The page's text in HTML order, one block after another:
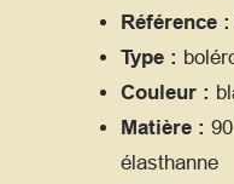
Référence :
Type :
Couleur :
Matière :
élasthanne